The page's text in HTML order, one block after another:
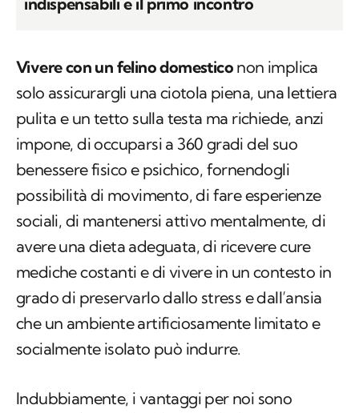
Vivere con un felino domestico non implica
solo assicurargli una ciotola piena, una lettiera
pulita e un tetto sulla testa ma richiede, anzi
impone, di occuparsi a 360 gradi del suo
benessere fisico e psichico, fornendogli
possibilità di movimento, di fare esperienze
sociali, di mantenersi attivo mentalmente, di
avere una dieta adeguata, di ricevere cure
mediche costanti e di vivere in un contesto in
grado di preservarlo dallo stress e dall’ansia
che un ambiente artificiosamente limitato e
socialmente isolato può indurre.
Indubbiamente, i vantaggi per noi sono